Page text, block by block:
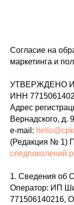
Согласие на
маркетинга и
УТВЕРЖДЕНО
ИНН
Адрес
Вернадского, д.
e‑mail:
(Редакция № 1)
1. Сведения об
Оператор: ИП
771506140216,